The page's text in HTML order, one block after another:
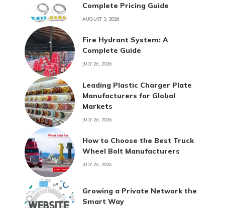
Complete Pricing Guide
AUGUST 3, 2026
Fire Hydrant System: A
Complete Guide
JULY 26, 2026
Leading Plastic Charger Plate
Manufacturers for Global
Markets
JULY 26, 2026
How to Choose the Best Truck
Wheel Bolt Manufacturers
JULY 26, 2026
Growing a Private Network the
Smart Way